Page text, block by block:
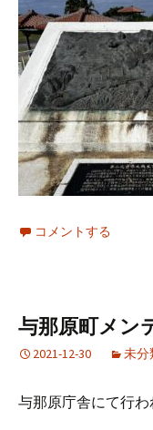
コメントする
与那原町メン
2021-12-30 未分
与那原庁舎にて行わ